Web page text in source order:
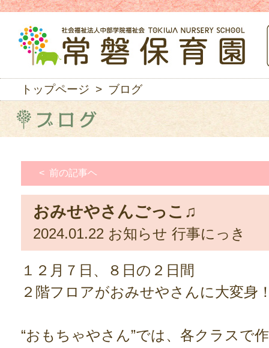
トップページ > ブログ
< 前の記事ヘ
おみせやさんごっこ♫
2024.01.22 お知らせ 行事にっき
１２月７日、８日の２日間
２階フロアがおみせやさんに大変身
“おもちゃやさん”では、各クラスで